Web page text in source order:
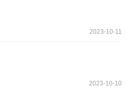
2023-10-11
2023-10-10